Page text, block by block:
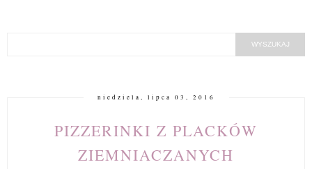
niedziela, lipca 03, 2016
PIZZERINKI Z PLACKÓW
ZIEMNIACZANYCH